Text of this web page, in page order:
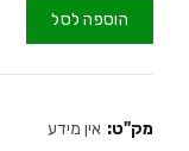
הוספה לסל
מק"ט: אין מידע